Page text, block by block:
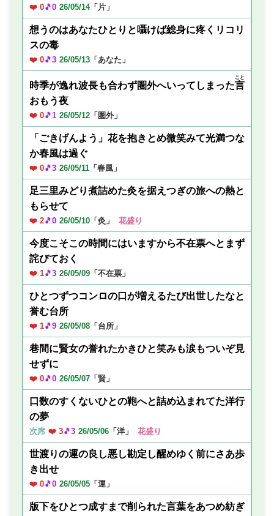
❤️ 0🎵0 26/05/14「片」
想うのはあなたひとりと囁けば総身に疼くリコリ
スの毒
❤️ 0🎵3 26/05/13 「あなた」
時季が逸れ波長も合わず圏外へいってしまった言
こと
おもう夜
❤️ 0🎵1 26/05/12 「圏外」
「ごきげんよう」花を抱きとめ微笑みて光満つな
か春風は過ぐ
❤️ 0🎵3 26/05/11 「春風」
足三里みどり煮詰めた灸を据えつぎの旅への熱と
もらせて
❤️ 2🎵0 26/05/10 「灸」 花盛り
今度こそこの時間にはいますから不在票へとまず
詫びておく
❤️ 1🎵3 26/05/09 「不在票」
ひとつずつコンロの口が増えるたび出世したなと
誉む台所
❤️ 1🎵9 26/05/08 「台所」
巷間に賢女の誉れたかきひと笑みも涙もついぞ見
せずに
❤️ 0🎵0 26/05/07 「賢」
口数のすくないひとの鞄へと詰め込まれてた洋行
の夢
次席 ❤️ 3🎵3 26/05/06 「洋」 花盛り
世渡りの運の良し悪し勘定し醒めゆく前にさあ歩
き出せ
❤️ 0🎵0 26/05/05 「運」
版下をひとつ成すまで削られた言葉をあつめ紡ぎ